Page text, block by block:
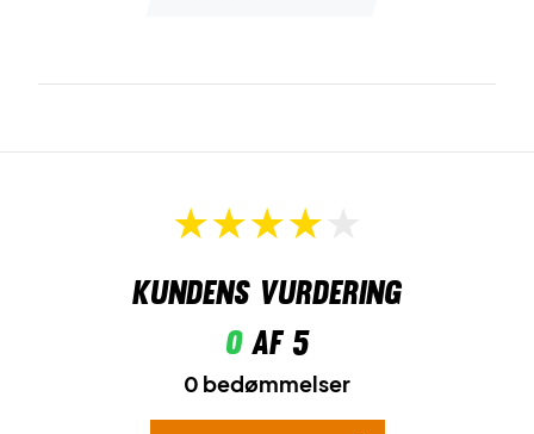
Kundens vurdering
0af 5
0 bedømmelser